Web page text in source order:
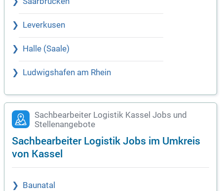
Leverkusen
Halle (Saale)
Ludwigshafen am Rhein
Sachbearbeiter Logistik Kassel Jobs und
Stellenangebote
Sachbearbeiter Logistik Jobs im Umkreis
von Kassel
Baunatal